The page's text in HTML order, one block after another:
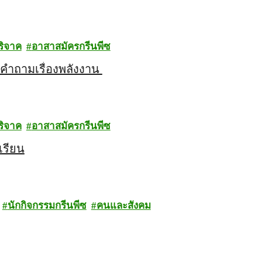
จาค อาสาสมัครกรีนพีซ
ถามเรื่องพลังงาน
จาค อาสาสมัครกรีนพีซ
รียน
นักกิจกรรมกรีนพีซ คนและสังคม